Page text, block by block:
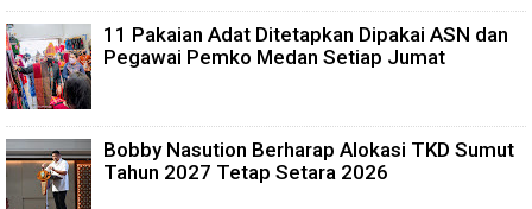
11 Pakaian Adat Ditetapkan Dipakai ASN dan
Pegawai Pemko Medan Setiap Jumat
Bobby Nasution Berharap Alokasi TKD Sumut
Tahun 2027 Tetap Setara 2026